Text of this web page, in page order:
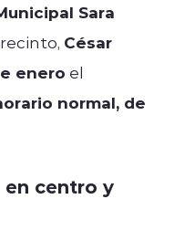
Sara
César
enero el
normal, de
centro y